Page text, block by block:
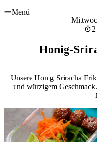
Menü
Honig-
Unsere Honig-Sriracha-
und würzigem